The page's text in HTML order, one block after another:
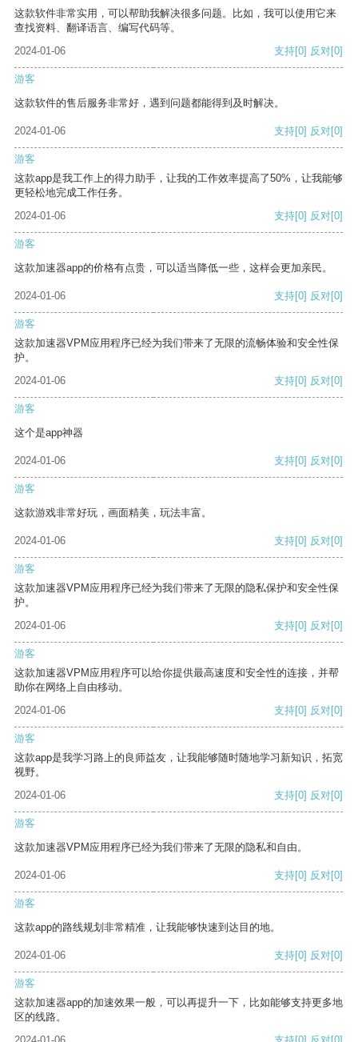
这款软件非常实用，可以帮助我解决很多问题。比如，我可以使用它来
查找资料、翻译语言、编写代码等。
2024-01-06
支持[0] 反对[0]
游客
这款软件的售后服务非常好，遇到问题都能得到及时解决。
2024-01-06 支持[0] 反对[0]
游客
这款app是我工作上的得力助手，让我的工作效率提高了50%，让我能够
更轻松地完成工作任务。
2024-01-06
支持[0] 反对[0]
游客
这款加速器app的价格有点贵，可以适当降低一些，这样会更加亲民。
2024-01-06 支持[0] 反对[0]
游客
这款加速器VPM应用程序已经为我们带来了无限的流畅体验和安全性保
护。
2024-01-06
支持[0] 反对[0]
游客
这个是app神器
2024-01-06 支持[0] 反对[0]
游客
这款游戏非常好玩，画面精美，玩法丰富。
2024-01-06 支持[0] 反对[0]
游客
这款加速器VPM应用程序已经为我们带来了无限的隐私保护和安全性保
护。
2024-01-06
支持[0] 反对[0]
游客
这款加速器VPM应用程序可以给你提供最高速度和安全性的连接，并帮
助你在网络上自由移动。
2024-01-06
支持[0] 反对[0]
游客
这款app是我学习路上的良师益友，让我能够随时随地学习新知识，拓宽
视野。
2024-01-06
支持[0] 反对[0]
游客
这款加速器VPM应用程序已经为我们带来了无限的隐私和自由。
2024-01-06 支持[0] 反对[0]
游客
这款app的路线规划非常精准，让我能够快速到达目的地。
2024-01-06 支持[0] 反对[0]
游客
这款加速器app的加速效果一般，可以再提升一下，比如能够支持更多地
区的线路。